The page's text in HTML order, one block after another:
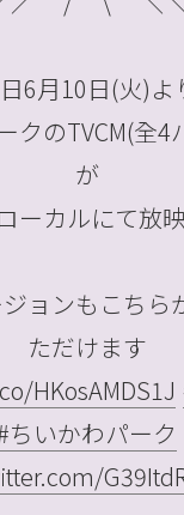
6月10日(火)よ
クのTVCM(全4
が
ーカルにて放
ョンもこちら
ただけます
HKosAMDS1J
ちいかわパーク